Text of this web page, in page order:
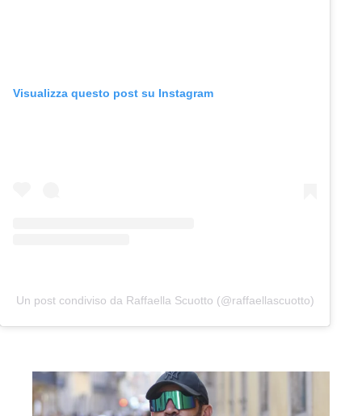
Visualizza questo post su Instagram
Un post condiviso da Raffaella Scuotto (@raffaellascuotto)